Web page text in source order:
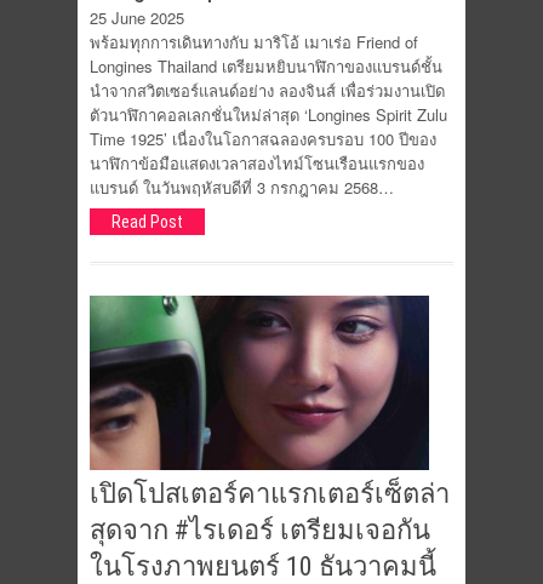
25 June 2025
พร้อมทุกการเดินทางกับ มาริโอ้ เมาเร่อ Friend of
Longines Thailand เตรียมหยิบนาฬิกาของแบรนด์ชั้น
นำจากสวิตเซอร์แลนด์อย่าง ลองจินส์ เพื่อร่วมงานเปิด
ตัวนาฬิกาคอลเลกชั่นใหม่ล่าสุด ‘Longines Spirit Zulu
Time 1925’ เนื่องในโอกาสฉลองครบรอบ 100 ปีของ
นาฬิกาข้อมือแสดงเวลาสองไทม์โซนเรือนแรกของ
แบรนด์ ในวันพฤหัสบดีที่ 3 กรกฎาคม 2568…
Read Post
เปิดโปสเตอร์คาแรกเตอร์เซ็ตล่า
สุดจาก #ไรเดอร์ เตรียมเจอกัน
ในโรงภาพยนตร์ 10 ธันวาคมนี้